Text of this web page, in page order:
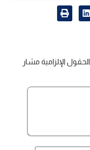
الحقول الإلزامية مشار